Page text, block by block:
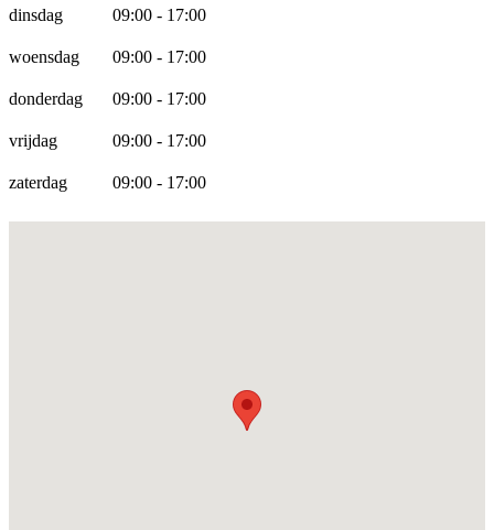
dinsdag 09:00 - 17:00
woensdag 09:00 - 17:00
donderdag 09:00 - 17:00
vrijdag 09:00 - 17:00
zaterdag 09:00 - 17:00